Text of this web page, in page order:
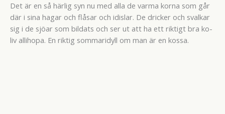
Det är en så härlig syn nu med alla de varma korna som går
där i sina hagar och flåsar och idislar. De dricker och svalkar
sig i de sjöar som bildats och ser ut att ha ett riktigt bra ko-
liv allihopa. En riktig sommaridyll om man är en kossa.